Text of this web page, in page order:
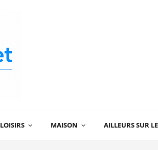
LOISIRS MAISON AILLEURS SUR